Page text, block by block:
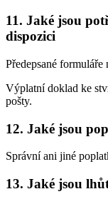
11. Jaké jsou
dispozici
Předepsané formuláře
Výplatní doklad ke
pošty.
12. Jaké jsou
Správní ani jiné
13. Jaké jsou